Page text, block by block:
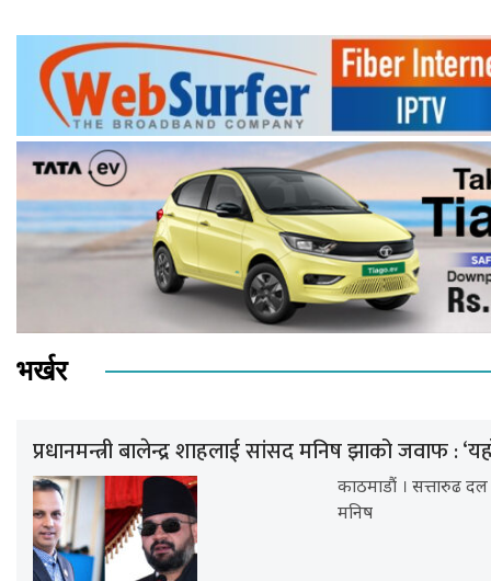
भर्खर
प्रधानमन्त्री बालेन्द्र शाहलाई सांसद मनिष झाको जवाफ :
काठमाडौं । सत्तारुढ दल
मनिष